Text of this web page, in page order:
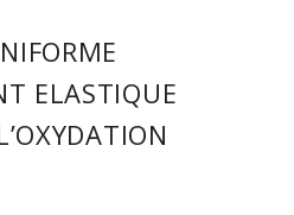
ELASTIQUE